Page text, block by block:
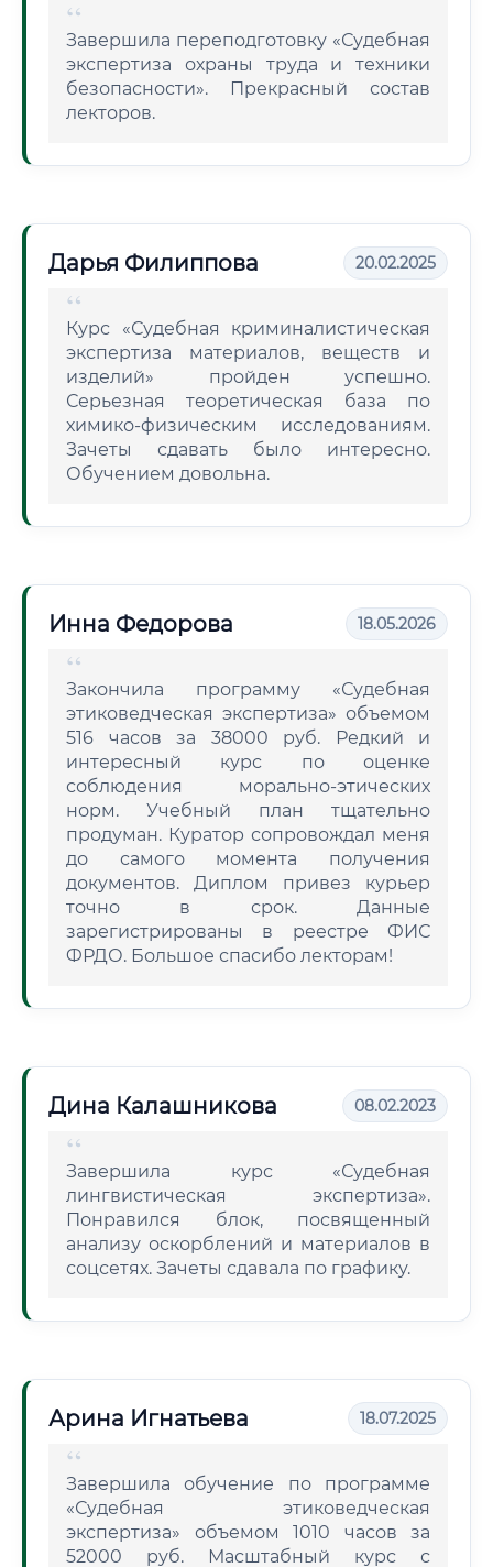
Завершила переподготовку «Судебная
экспертиза охраны труда и техники
безопасности». Прекрасный состав
лекторов.
Дарья Филиппова 20.02.2025
Курс «Судебная криминалистическая
экспертиза материалов, веществ и
изделий» пройден успешно.
Серьезная теоретическая база по
химико-физическим исследованиям.
Зачеты сдавать было интересно.
Обучением довольна.
Инна Федорова 18.05.2026
Закончила программу «Судебная
этиковедческая экспертиза» объемом
516 часов за 38000 руб. Редкий и
интересный курс по оценке
соблюдения морально-этических
норм. Учебный план тщательно
продуман. Куратор сопровождал меня
до самого момента получения
документов. Диплом привез курьер
точно в срок. Данные
зарегистрированы в реестре ФИС
ФРДО. Большое спасибо лекторам!
Дина Калашникова 08.02.2023
Завершила курс «Судебная
лингвистическая экспертиза».
Понравился блок, посвященный
анализу оскорблений и материалов в
соцсетях. Зачеты сдавала по графику.
Арина Игнатьева 18.07.2025
Завершила обучение по программе
«Судебная этиковедческая
экспертиза» объемом 1010 часов за
52000 руб. Масштабный курс с